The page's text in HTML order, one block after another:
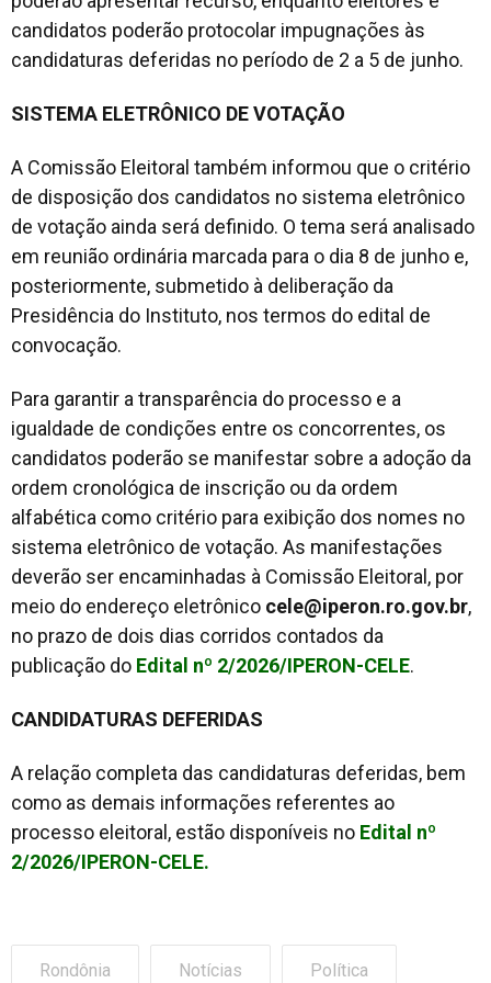
candidatos poderão protocolar impugnações às
candidaturas deferidas no período de 2 a 5 de junho.
SISTEMA ELETRÔNICO DE VOTAÇÃO
A Comissão Eleitoral também informou que o critério
de disposição dos candidatos no sistema eletrônico
de votação ainda será definido. O tema será analisado
em reunião ordinária marcada para o dia 8 de junho e,
posteriormente, submetido à deliberação da
Presidência do Instituto, nos termos do edital de
convocação.
Para garantir a transparência do processo e a
igualdade de condições entre os concorrentes, os
candidatos poderão se manifestar sobre a adoção da
ordem cronológica de inscrição ou da ordem
alfabética como critério para exibição dos nomes no
sistema eletrônico de votação. As manifestações
deverão ser encaminhadas à Comissão Eleitoral, por
meio do endereço eletrônico cele@iperon.ro.gov.br,
no prazo de dois dias corridos contados da
publicação do Edital nº 2/2026/IPERON-CELE.
CANDIDATURAS DEFERIDAS
A relação completa das candidaturas deferidas, bem
como as demais informações referentes ao
processo eleitoral, estão disponíveis no Edital nº
2/2026/IPERON-CELE.
Rondônia Notícias Política